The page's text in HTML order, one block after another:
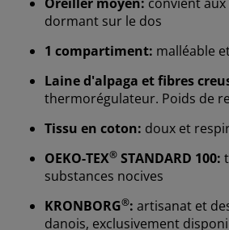
dormant sur le dos
1 compartiment: malléable
Laine d'alpaga et fibres
thermorégulateur. Poids de
Tissu en coton: doux et
OEKO-TEX® STANDARD 100:
substances nocives
KRONBORG®: artisanat et
danois, exclusivement
Nous personnalisons votre
Chez JYSK, nous utilisons des cookies
expérience lorsque vous visitez notre
cookies collectent des informations
afin de garantir le bon fonctionnement
générer des statistiques et de vous
publicités pertinentes. Lorsque vous
cookies marketing, nous partageons